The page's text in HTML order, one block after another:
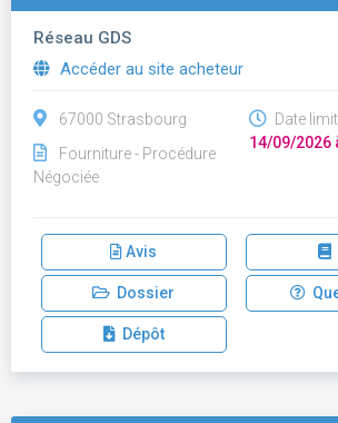
Réseau GDS
Accéder au site acheteur
67000 Strasbourg
Fourniture - Procédure
Négociée
Date
14/09/2026
Avis
Dossier
Dépôt